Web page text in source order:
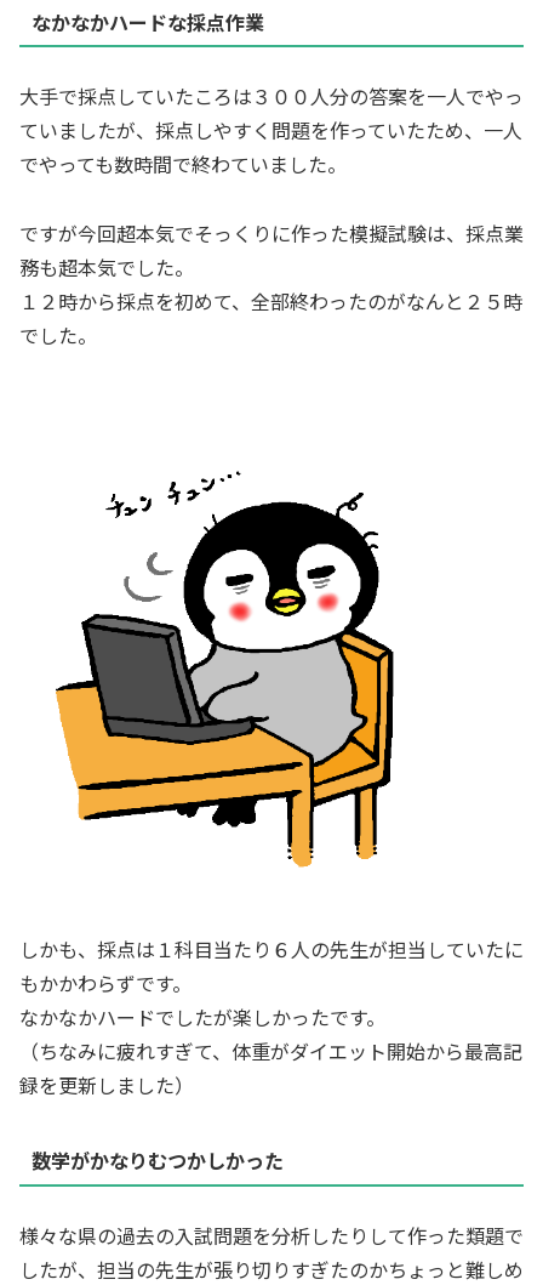
なかなかハードな採点作業
大手で採点していたころは３００人分の答案を一人でやっ
ていましたが、採点しやすく問題を作っていたため、一人
でやっても数時間で終わていました。
ですが今回超本気でそっくりに作った模擬試験は、採点業
務も超本気でした。
１２時から採点を初めて、全部終わったのがなんと２５時
でした。
しかも、採点は１科目当たり６人の先生が担当していたに
もかかわらずです。
なかなかハードでしたが楽しかったです。
（ちなみに疲れすぎて、体重がダイエット開始から最高記
録を更新しました）
数学がかなりむつかしかった
様々な県の過去の入試問題を分析したりして作った類題で
したが、担当の先生が張り切りすぎたのかちょっと難しめ